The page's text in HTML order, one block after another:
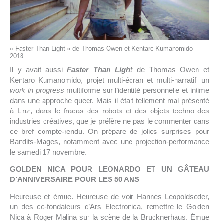
« Faster Than Light » de Thomas Owen et Kentaro Kumanomido –
2018
Il y avait aussiFaster Than Light de Thomas Owen et
Kentaro Kumanomido, projet multi-écran et multi-narratif, un
work in progress multiforme sur l’identité personnelle et intime
dans une approche queer. Mais il était tellement mal présenté
à Linz, dans le fracas des robots et des objets techno des
industries créatives, que je préfère ne pas le commenter dans
ce bref compte-rendu. On prépare de jolies surprises pour
Bandits-Mages, notamment avec une projection-performance
le samedi 17 novembre.
GOLDEN NICA POUR LEONARDO ET UN GÂTEAU
D’ANNIVERSAIRE POUR LES 50 ANS
Heureuse et émue. Heureuse de voir Hannes Leopoldseder,
un des co-fondateurs d’Ars Electronica, remettre le Golden
Nica à Roger Malina sur la scène de la Brucknerhaus. Émue